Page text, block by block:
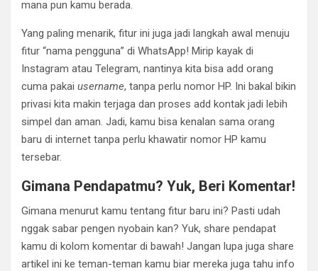
mana pun kamu berada.
Yang paling menarik, fitur ini juga jadi langkah awal menuju
fitur “nama pengguna” di WhatsApp! Mirip kayak di
Instagram atau Telegram, nantinya kita bisa add orang
cuma pakai username, tanpa perlu nomor HP. Ini bakal bikin
privasi kita makin terjaga dan proses add kontak jadi lebih
simpel dan aman. Jadi, kamu bisa kenalan sama orang
baru di internet tanpa perlu khawatir nomor HP kamu
tersebar.
Gimana Pendapatmu? Yuk, Beri Komentar!
Gimana menurut kamu tentang fitur baru ini? Pasti udah
nggak sabar pengen nyobain kan? Yuk, share pendapat
kamu di kolom komentar di bawah! Jangan lupa juga share
artikel ini ke teman-teman kamu biar mereka juga tahu info